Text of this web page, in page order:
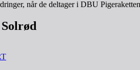
når de deltager i DBU